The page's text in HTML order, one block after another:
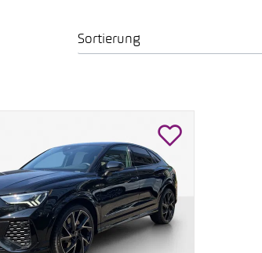
Sortierung